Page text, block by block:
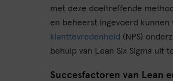
met deze doeltreffende
en beheerst ingevoerd
klanttevredenheid (NPS)
behulp van Lean Six Sigma uit
Succesfactoren van Lean